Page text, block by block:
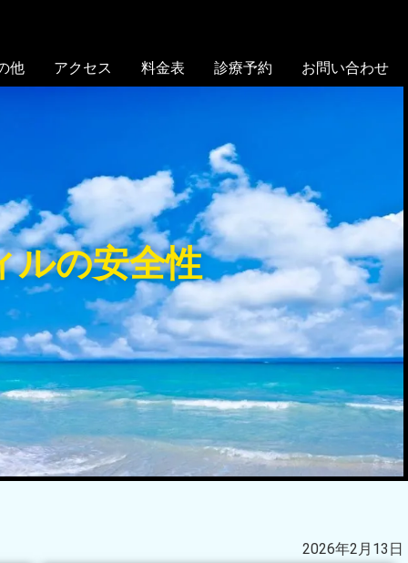
他 アクセス 料金表 診療予約 お問い合わせ
ルの安全性
2026年2月13日